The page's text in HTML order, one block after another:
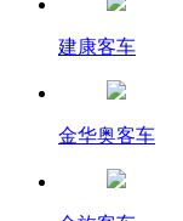
建康客车
金华奥客车